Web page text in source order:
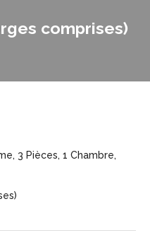
comprises)
3 Pièces, 1 Chambre,